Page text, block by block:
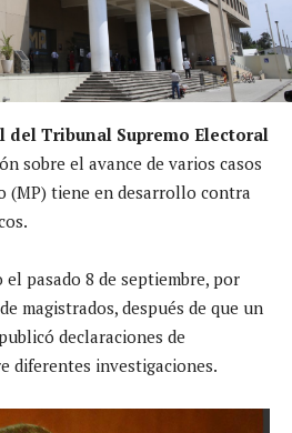
del Tribunal Supremo Electoral
sobre el avance de varios casos
(MP) tiene en desarrollo contra
pasado 8 de septiembre, por
magistrados, después de que un
declaraciones de
diferentes investigaciones.